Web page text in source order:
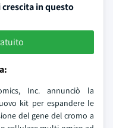
in questo
Inc. annunciò la
kit per espandere le
del gene del cromo a